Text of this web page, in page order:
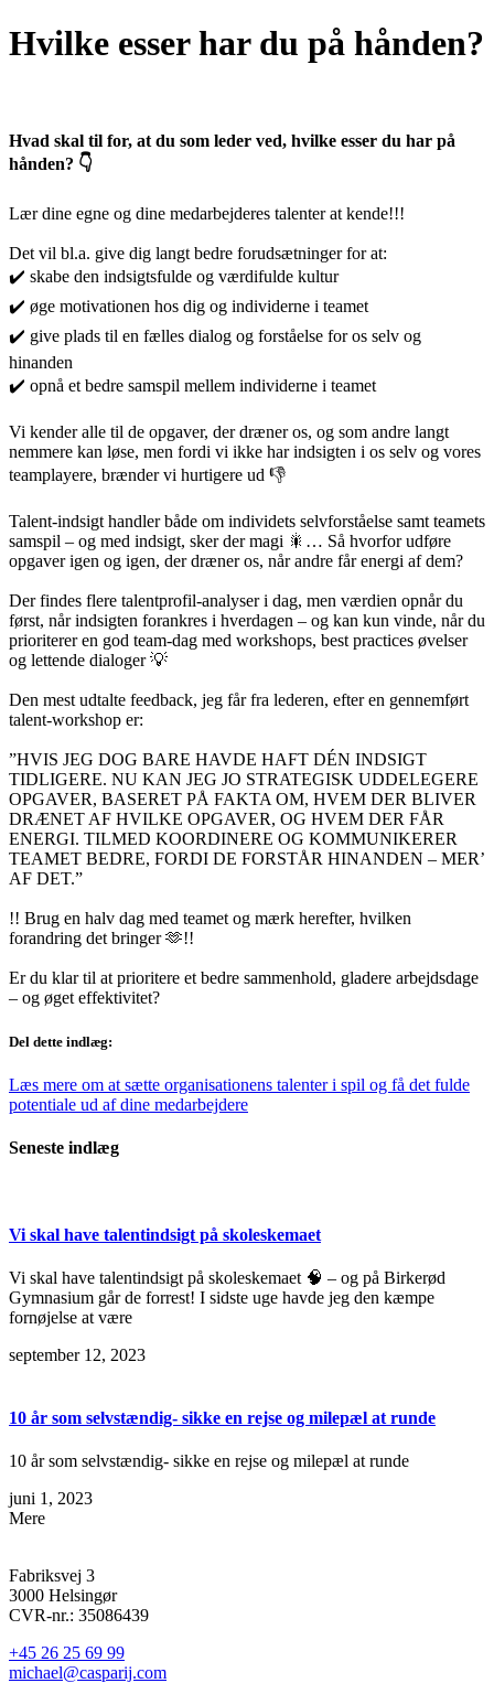
Hvilke esser har du på hånden?
Hvad skal til for, at du som leder ved, hvilke esser du har på
hånden? 👇
Lær dine egne og dine medarbejderes talenter at kende!!!
Det vil bl.a. give dig langt bedre forudsætninger for at:
✔️ skabe den indsigtsfulde og værdifulde kultur
✔️ øge motivationen hos dig og individerne i teamet
✔️ give plads til en fælles dialog og forståelse for os selv og
hinanden
✔️ opnå et bedre samspil mellem individerne i teamet
Vi kender alle til de opgaver, der dræner os, og som andre langt
nemmere kan løse, men fordi vi ikke har indsigten i os selv og vores
teamplayere, brænder vi hurtigere ud 👎
Talent-indsigt handler både om individets selvforståelse samt teamets
samspil – og med indsigt, sker der magi 🎇… Så hvorfor udføre
opgaver igen og igen, der dræner os, når andre får energi af dem?
Der findes flere talentprofil-analyser i dag, men værdien opnår du
først, når indsigten forankres i hverdagen – og kan kun vinde, når du
prioriterer en god team-dag med workshops, best practices øvelser
og lettende dialoger 💡
Den mest udtalte feedback, jeg får fra lederen, efter en gennemført
talent-workshop er:
”HVIS JEG DOG BARE HAVDE HAFT DÉN INDSIGT
TIDLIGERE. NU KAN JEG JO STRATEGISK UDDELEGERE
OPGAVER, BASERET PÅ FAKTA OM, HVEM DER BLIVER
DRÆNET AF HVILKE OPGAVER, OG HVEM DER FÅR
ENERGI. TILMED KOORDINERE OG KOMMUNIKERER
TEAMET BEDRE, FORDI DE FORSTÅR HINANDEN – MER’
AF DET.”
!! Brug en halv dag med teamet og mærk herefter, hvilken
forandring det bringer 🫶!!
Er du klar til at prioritere et bedre sammenhold, gladere arbejdsdage
– og øget effektivitet?
Del dette indlæg:
Læs mere om at sætte organisationens talenter i spil og få det fulde
potentiale ud af dine medarbejdere
Seneste indlæg
Vi skal have talentindsigt på skoleskemaet
Vi skal have talentindsigt på skoleskemaet 🧠 – og på Birkerød
Gymnasium går de forrest! I sidste uge havde jeg den kæmpe
fornøjelse at være
september 12, 2023
10 år som selvstændig- sikke en rejse og milepæl at runde
10 år som selvstændig- sikke en rejse og milepæl at runde
juni 1, 2023
Mere
Fabriksvej 3
3000 Helsingør
CVR-nr.: 35086439
+45 26 25 69 99
michael@casparij.com